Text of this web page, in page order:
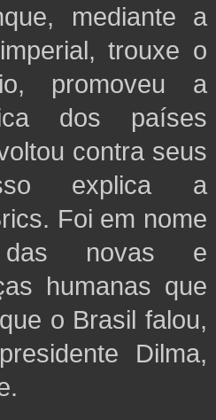
mediante a
trouxe o
promoveu a
dos países
contra seus
explica a
Foi em nome
novas e
humanas que
o Brasil falou,
Dilma,